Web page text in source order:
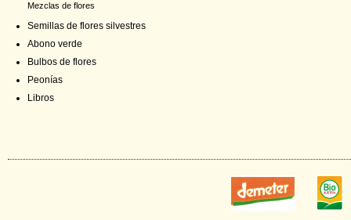
Mezclas de flores
Semillas de flores silvestres
Abono verde
Bulbos de flores
Peonías
Libros